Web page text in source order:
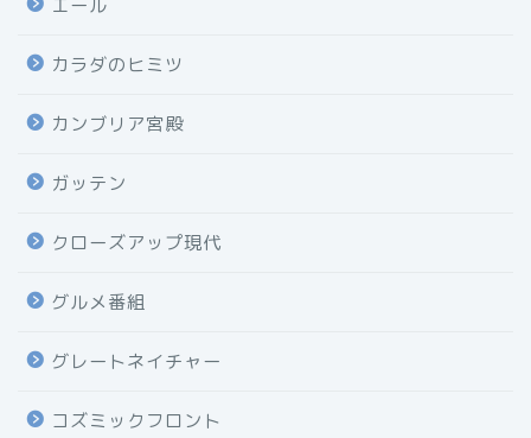
エール
カラダのヒミツ
カンブリア宮殿
ガッテン
クローズアップ現代
グルメ番組
グレートネイチャー
コズミックフロント